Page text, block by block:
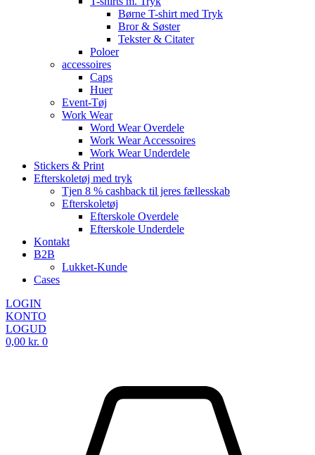
Børne T-shirt med Tryk
Bror & Søster
Tekster & Citater
Poloer
accessoires
Caps
Huer
Event-Tøj
Work Wear
Word Wear Overdele
Work Wear Accessoires
Work Wear Underdele
Stickers & Print
Efterskoletøj med tryk
Tjen 8 % cashback til jeres fællesskab
Efterskoletøj
Efterskole Overdele
Efterskole Underdele
Kontakt
B2B
Lukket-Kunde
Cases
LOGIN
KONTO
LOGUD
0,00 kr. 0